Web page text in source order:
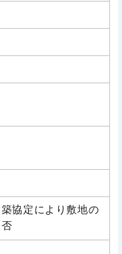
協定により敷地の